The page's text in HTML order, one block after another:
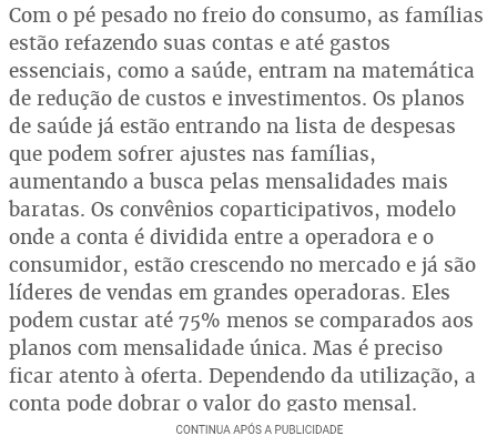
Com o pé pesado no freio do consumo, as famílias
estão refazendo suas contas e até gastos
essenciais, como a saúde, entram na matemática
de redução de custos e investimentos. Os planos
de saúde já estão entrando na lista de despesas
que podem sofrer ajustes nas famílias,
aumentando a busca pelas mensalidades mais
baratas. Os convênios coparticipativos, modelo
onde a conta é dividida entre a operadora e o
consumidor, estão crescendo no mercado e já são
líderes de vendas em grandes operadoras. Eles
podem custar até 75% menos se comparados aos
planos com mensalidade única. Mas é preciso
ficar atento à oferta. Dependendo da utilização, a
conta pode dobrar o valor do gasto mensal.